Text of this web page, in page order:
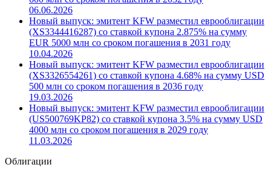
06.06.2026
Новый выпуск: эмитент KFW разместил еврооблигации
(XS3344416287) со ставкой купона 2.875% на сумму
EUR 5000 млн со сроком погашения в 2031 году
10.04.2026
Новый выпуск: эмитент KFW разместил еврооблигации
(XS3326554261) со ставкой купона 4.68% на сумму USD
500 млн со сроком погашения в 2036 году
19.03.2026
Новый выпуск: эмитент KFW разместил еврооблигации
(US500769KP82) со ставкой купона 3.5% на сумму USD
4000 млн со сроком погашения в 2029 году
11.03.2026
Облигации